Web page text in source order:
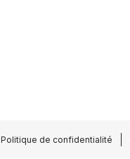
Politique de confidentialité